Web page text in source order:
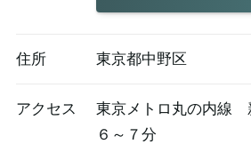
住所 東京都中野区
アクセス
東京メトロ丸の内線
６～７分